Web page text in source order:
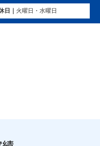
｜ 火曜⽇・水曜⽇
»福島県いわき市久之浜